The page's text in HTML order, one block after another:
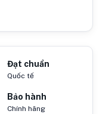
Đạt chuẩn
Quốc tế
Bảo hành
Chính hãng